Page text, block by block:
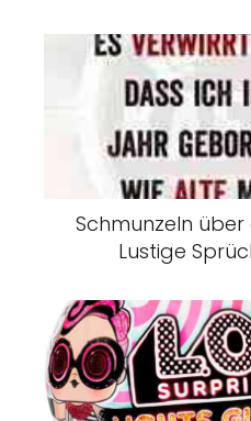
Schmunzeln
Lustige